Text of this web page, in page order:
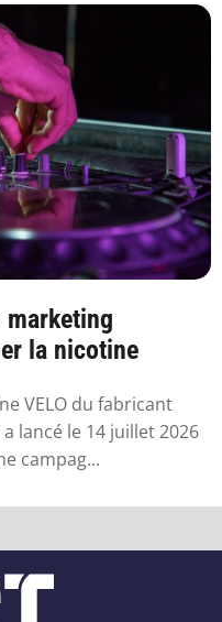
marketing
la nicotine
VELO du fabricant
lancé le 14 juillet 2026
campag...